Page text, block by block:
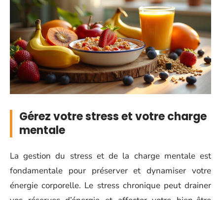
Gérez votre stress et votre charge
mentale
La gestion du stress et de la charge mentale est
fondamentale pour préserver et dynamiser votre
énergie corporelle. Le stress chronique peut drainer